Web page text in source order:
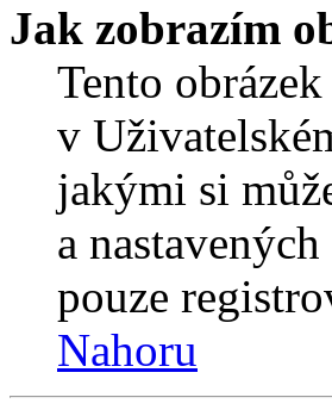
Jak zobrazím
Tento
v
jakými si
a
pouze
Nahoru